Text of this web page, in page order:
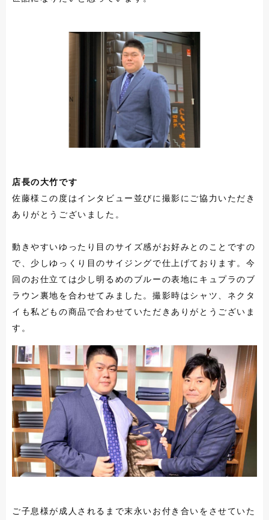
店長の大竹です
佐藤様この度はインタビュー並びに撮影にご協力いただき
ありがとうございました。
動きやすいゆったり目のサイズ感がお好みとのことですの
で、少しゆっくり目のサイジングで仕上げております。今
回のお仕立ては少し明るめのブルーの表地にキュプラのブ
ラウン裏地を合わせてみました。撮影時はシャツ、ネクタ
イも私どもの商品で合わせていただきありがとうございま
す。
ご子息様が成人されるまで末永いお付き合いをさせていた